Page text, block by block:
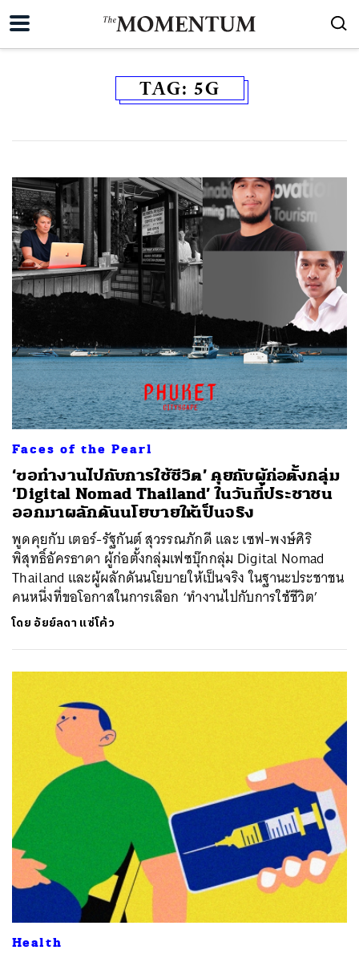
TAG: 5G
Faces of the Pearl
‘ขอทำงานไปกับการใช้ชีวิต’ คุยกับผู้ก่อตั้งกลุ่ม
‘Digital Nomad Thailand’ ในวันที่ประชาชน
ออกมาผลักดันนโยบายให้เป็นจริง
พูดคุยกับ เตอร์-รัฐกันต์ สุวรรณภักดี และ เซฟ-พงษ์ศิริ
พิสุทธิ์อัครธาดา ผู้ก่อตั้งกลุ่มเฟซบุ๊กกลุ่ม Digital Nomad
Thailand และผู้ผลักดันนโยบายให้เป็นจริง ในฐานะประชาชน
คนหนึ่งที่ขอโอกาสในการเลือก ‘ทำงานไปกับการใช้ชีวิต’
โดย อัยย์ลดา แซ่โค้ว
Health